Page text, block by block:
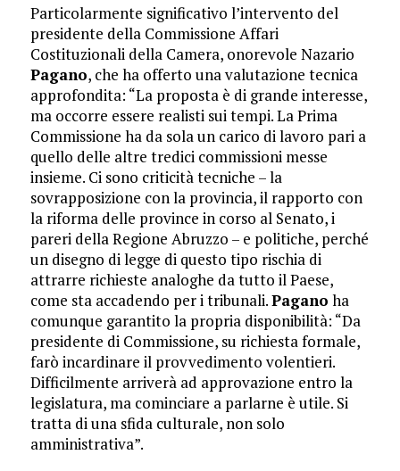
Particolarmente significativo l’intervento del
presidente della Commissione Affari
Costituzionali della Camera, onorevole Nazario
Pagano, che ha offerto una valutazione tecnica
approfondita: “La proposta è di grande interesse,
ma occorre essere realisti sui tempi. La Prima
Commissione ha da sola un carico di lavoro pari a
quello delle altre tredici commissioni messe
insieme. Ci sono criticità tecniche – la
sovrapposizione con la provincia, il rapporto con
la riforma delle province in corso al Senato, i
pareri della Regione Abruzzo – e politiche, perché
un disegno di legge di questo tipo rischia di
attrarre richieste analoghe da tutto il Paese,
come sta accadendo per i tribunali.Pagano ha
comunque garantito la propria disponibilità: “Da
presidente di Commissione, su richiesta formale,
farò incardinare il provvedimento volentieri.
Difficilmente arriverà ad approvazione entro la
legislatura, ma cominciare a parlarne è utile. Si
tratta di una sfida culturale, non solo
amministrativa”.